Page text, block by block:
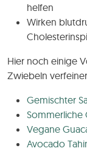
helfen
Wirken
Hier noch einige
Zwiebeln
Gemischter
Sommerliche
Vegane
Avocado